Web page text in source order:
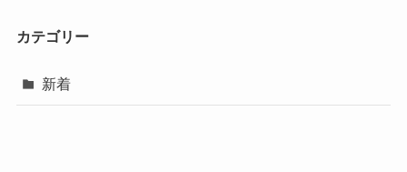
カテゴリー
新着